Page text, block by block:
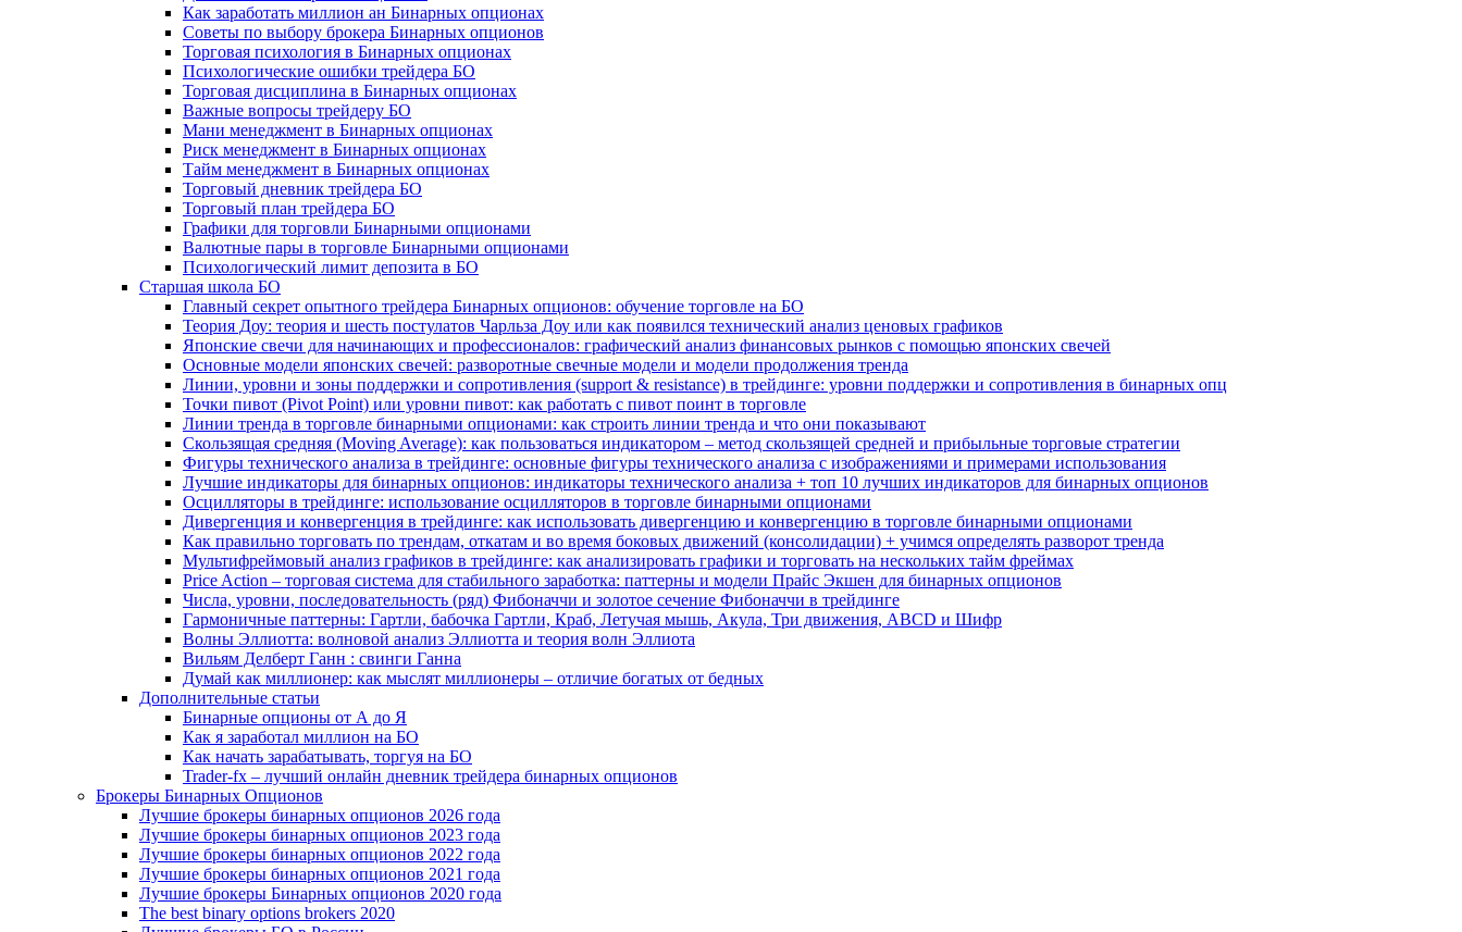
Как заработать миллион ан Бинарных опционах
Советы по выбору брокера Бинарных опционов
Торговая психология в Бинарных опционах
Психологические ошибки трейдера БО
Торговая дисциплина в Бинарных опционах
Важные вопросы трейдеру БО
Мани менеджмент в Бинарных опционах
Риск менеджмент в Бинарных опционах
Тайм менеджмент в Бинарных опционах
Торговый дневник трейдера БО
Торговый план трейдера БО
Графики для торговли Бинарными опционами
Валютные пары в торговле Бинарными опционами
Психологический лимит депозита в БО
Старшая школа БО
Главный секрет опытного трейдера Бинарных опционов: обучение торговле на БО
Теория Доу: теория и шесть постулатов Чарльза Доу или как появился технический анализ ценовых графиков
Японские свечи для начинающих и профессионалов: графический анализ финансовых рынков с помощью японских свечей
Основные модели японских свечей: разворотные свечные модели и модели продолжения тренда
Линии, уровни и зоны поддержки и сопротивления (support & resistance) в трейдинге: уровни поддержки и сопротивления в бинарных опц
Точки пивот (Pivot Point) или уровни пивот: как работать с пивот поинт в торговле
Линии тренда в торговле бинарными опционами: как строить линии тренда и что они показывают
Скользящая средняя (Moving Average): как пользоваться индикатором – метод скользящей средней и прибыльные торговые стратегии
Фигуры технического анализа в трейдинге: основные фигуры технического анализа с изображениями и примерами использования
Лучшие индикаторы для бинарных опционов: индикаторы технического анализа + топ 10 лучших индикаторов для бинарных опционов
Осцилляторы в трейдинге: использование осцилляторов в торговле бинарными опционами
Дивергенция и конвергенция в трейдинге: как использовать дивергенцию и конвергенцию в торговле бинарными опционами
Как правильно торговать по трендам, откатам и во время боковых движений (консолидации) + учимся определять разворот тренда
Мультифреймовый анализ графиков в трейдинге: как анализировать графики и торговать на нескольких тайм фреймах
Price Action – торговая система для стабильного заработка: паттерны и модели Прайс Экшен для бинарных опционов
Числа, уровни, последовательность (ряд) Фибоначчи и золотое сечение Фибоначчи в трейдинге
Гармоничные паттерны: Гартли, бабочка Гартли, Краб, Летучая мышь, Акула, Три движения, ABCD и Шифр
Волны Эллиотта: волновой анализ Эллиотта и теория волн Эллиота
Вильям Делберт Ганн : свинги Ганна
Думай как миллионер: как мыслят миллионеры – отличие богатых от бедных
Дополнительные статьи
Бинарные опционы от А до Я
Как я заработал миллион на БО
Как начать зарабатывать, торгуя на БО
Trader-fx – лучший онлайн дневник трейдера бинарных опционов
Брокеры Бинарных Опционов
Лучшие брокеры бинарных опционов 2026 года
Лучшие брокеры бинарных опционов 2023 года
Лучшие брокеры бинарных опционов 2022 года
Лучшие брокеры бинарных опционов 2021 года
Лучшие брокеры Бинарных опционов 2020 года
The best binary options brokers 2020